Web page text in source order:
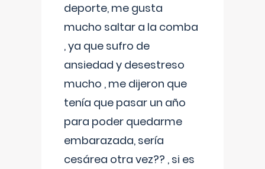
deporte, me gusta
mucho saltar a la comba
, ya que sufro de
ansiedad y desestreso
mucho , me dijeron que
tenía que pasar un año
para poder quedarme
embarazada, sería
cesárea otra vez?? , si es